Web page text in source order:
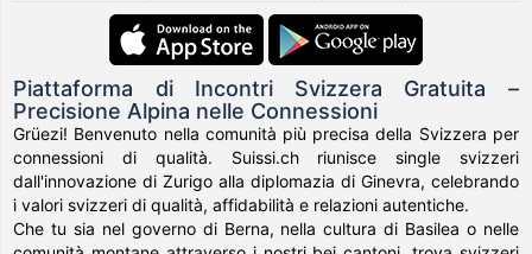
Piattaforma di Incontri Svizzera Gratuita –
Precisione Alpina nelle Connessioni
Grüezi! Benvenuto nella comunità più precisa della Svizzera per
connessioni di qualità. Suissi.ch riunisce single svizzeri
dall'innovazione di Zurigo alla diplomazia di Ginevra, celebrando
i valori svizzeri di qualità, affidabilità e relazioni autentiche.
Che tu sia nel governo di Berna, nella cultura di Basilea o nelle